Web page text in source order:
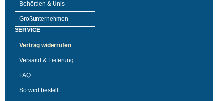
Behörden & Unis
Großunternehmen
SERVICE
Vertrag widerrufen
Versand & Lieferung
FAQ
So wird bestellt